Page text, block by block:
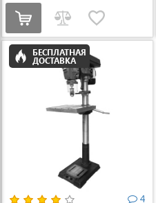
БЕСПЛАТНАЯ
ДОСТАВКА
4